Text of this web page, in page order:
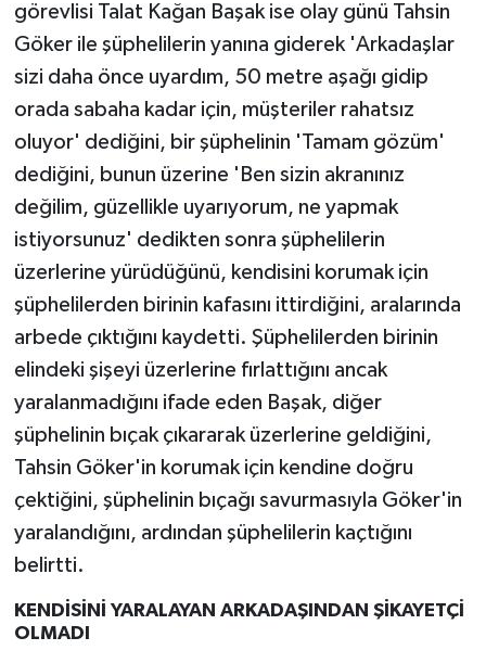
görevlisi Talat Kağan Başak ise olay günü Tahsin
Göker ile şüphelilerin yanına giderek 'Arkadaşlar
sizi daha önce uyardım, 50 metre aşağı gidip
orada sabaha kadar için, müşteriler rahatsız
oluyor' dediğini, bir şüphelinin 'Tamam gözüm'
dediğini, bunun üzerine 'Ben sizin akranınız
değilim, güzellikle uyarıyorum, ne yapmak
istiyorsunuz' dedikten sonra şüphelilerin
üzerlerine yürüdüğünü, kendisini korumak için
şüphelilerden birinin kafasını ittirdiğini, aralarında
arbede çıktığını kaydetti. Şüphelilerden birinin
elindeki şişeyi üzerlerine fırlattığını ancak
yaralanmadığını ifade eden Başak, diğer
şüphelinin bıçak çıkararak üzerlerine geldiğini,
Tahsin Göker'in korumak için kendine doğru
çektiğini, şüphelinin bıçağı savurmasıyla Göker'in
yaralandığını, ardından şüphelilerin kaçtığını
belirtti.
KENDİSİNİ YARALAYAN ARKADAŞINDAN ŞİKAYETÇİ
OLMADI